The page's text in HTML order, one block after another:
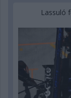
Lassuló